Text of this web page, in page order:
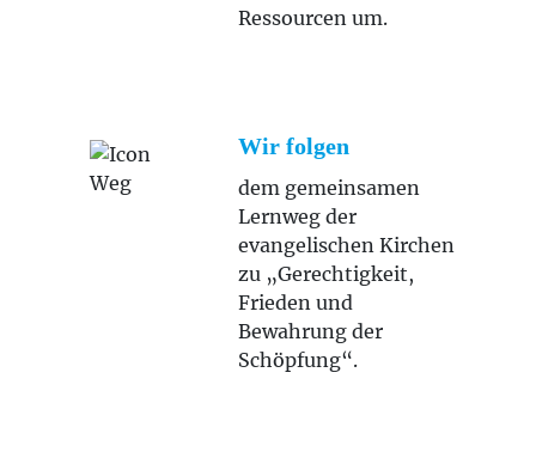
Ressourcen um.
Wir folgen
dem gemeinsamen
Lernweg der
evangelischen Kirchen
zu „Gerechtigkeit,
Frieden und
Bewahrung der
Schöpfung“.